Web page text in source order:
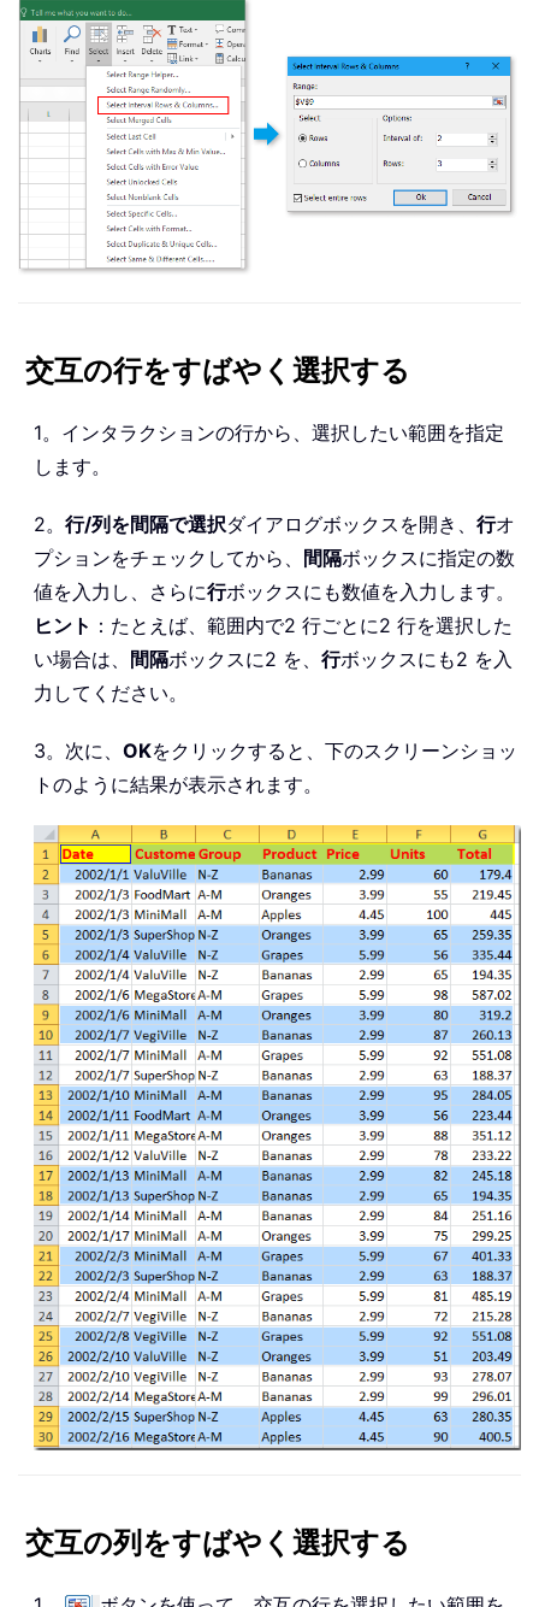
交互の行をすばやく選択する
1。インタラクションの行から、選択したい範囲を指定
します。
2。 行/列を間隔で選択ダイアログボックスを開き、 行オ
プションをチェックしてから、 間隔ボックスに指定の数
値を入力し、さらに行ボックスにも数値を入力します。
ヒント ：たとえば、範囲内で2 行ごとに2 行を選択した
い場合は、 間隔ボックスに2 を、 行ボックスにも2 を入
力してください。
3。次に、 OKをクリックすると、下のスクリーンショッ
トのように結果が表示されます。
交互の列をすばやく選択する